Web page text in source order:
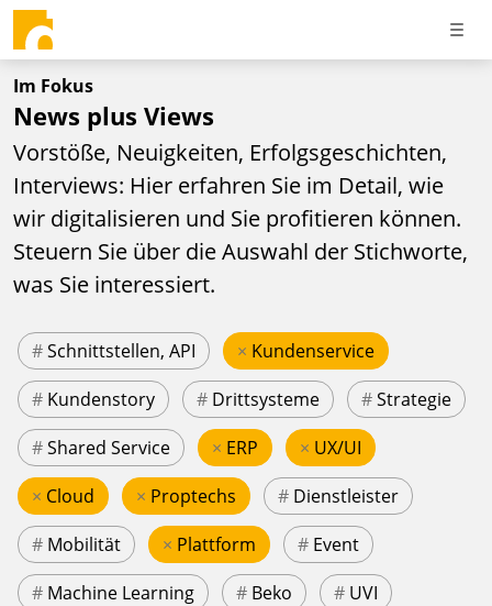
Im Fokus
News plus Views
Vorstöße, Neuigkeiten, Erfolgsgeschichten,
Interviews: Hier erfahren Sie im Detail, wie
wir digitalisieren und Sie profitieren können.
Steuern Sie über die Auswahl der Stichworte,
was Sie interessiert.
#Schnittstellen, API × Kundenservice
# Kundenstory # Drittsysteme #Strategie
#Shared Service × ERP × UX/UI
× Cloud × Proptechs # Dienstleister
# Mobilität × Plattform # Event
# Machine Learning # Beko # UVI